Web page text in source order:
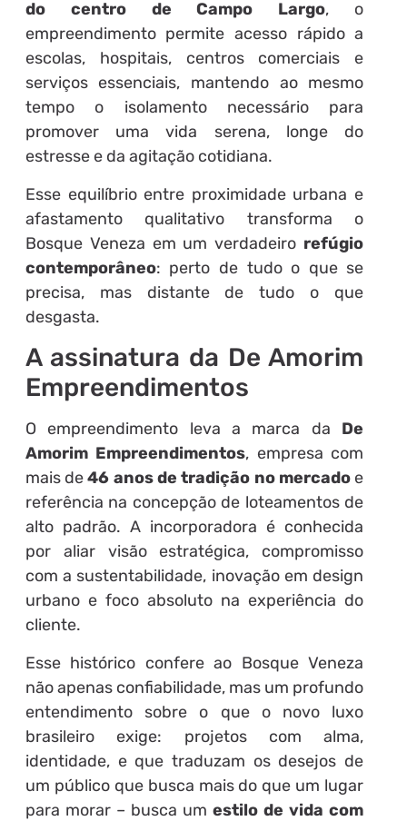
do centro de Campo Largo, o
empreendimento permite acesso rápido a
escolas, hospitais, centros comerciais e
serviços essenciais, mantendo ao mesmo
tempo o isolamento necessário para
promover uma vida serena, longe do
estresse e da agitação cotidiana.
Esse equilíbrio entre proximidade urbana e
afastamento qualitativo transforma o
Bosque Veneza em um verdadeiro refúgio
contemporâneo: perto de tudo o que se
precisa, mas distante de tudo o que
desgasta.
A assinatura da De Amorim
Empreendimentos
O empreendimento leva a marca da De
Amorim Empreendimentos, empresa com
mais de46 anos de tradição no mercadoe
referência na concepção de loteamentos de
alto padrão. A incorporadora é conhecida
por aliar visão estratégica, compromisso
com a sustentabilidade, inovação em design
urbano e foco absoluto na experiência do
cliente.
Esse histórico confere ao Bosque Veneza
não apenas confiabilidade, mas um profundo
entendimento sobre o que o novo luxo
brasileiro exige: projetos com alma,
identidade, e que traduzam os desejos de
um público que busca mais do que um lugar
para morar – busca umestilo de vida com